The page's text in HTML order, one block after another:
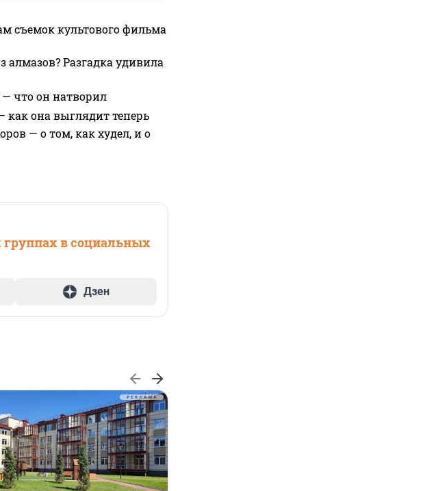
съемок культового фильма
Разгадка удивила
— что он натворил
как она выглядит теперь
— о том, как худел, и о
в социальных
Дзен